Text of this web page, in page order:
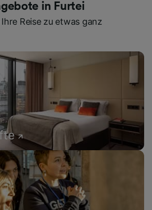
in Furtei
Reise zu etwas ganz